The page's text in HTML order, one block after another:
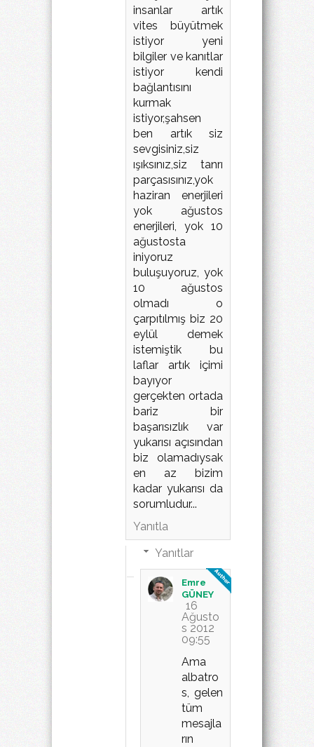
insanlar artık
vites büyütmek
istiyor yeni
bilgiler ve kanıtlar
istiyor kendi
bağlantısını
kurmak
istiyor,şahsen
ben artık siz
sevgisiniz,siz
ışıksınız,siz tanrı
parçasısınız,yok
haziran enerjileri
yok ağustos
enerjileri, yok 10
ağustosta
iniyoruz
buluşuyoruz, yok
10 ağustos
olmadı o
çarpıtılmış biz 20
eylül demek
istemiştik bu
laflar artık içimi
bayıyor
gerçekten ortada
bariz bir
başarısızlık var
yukarısı açısından
biz olamadıysak
en az bizim
kadar yukarısı da
sorumludur...
Yanıtla
Yanıtlar
Emre
GÜNEY
16
Ağusto
s 2012
09:55
Ama
albatro
s, gelen
tüm
mesajla
rın